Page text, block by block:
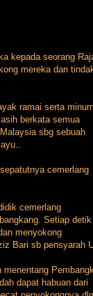
kepada seorang
mereka dan
ramai serta minum
berkata semua
sbg sebuah
cemerlang
cemerlang
Setiap detik
menyokong
Bari sb pensyarah
dapat habuan dari